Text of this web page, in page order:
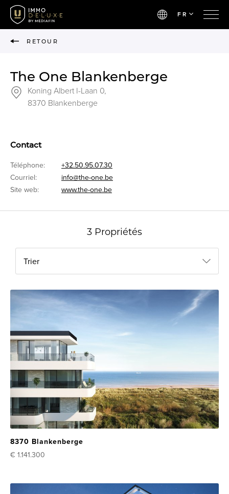
FR
RETOUR
The One Blankenberge
Koning Albert I-Laan 0,
8370 Blankenberge
Contact
Téléphone:
+32.50.95.07.30
Courriel:
info@the-one.be
Site web:
www.the-one.be
3 Propriétés
Trier
8370 Blankenberge
€ 1.141.300